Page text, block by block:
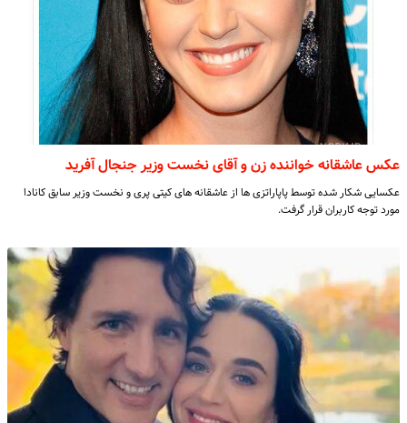
عکس عاشقانه خواننده زن و آقای نخست وزیر جنجال آفرید
عکسایی شکار شده توسط پاپاراتزی ها از عاشقانه های کیتی پری و نخست وزیر سابق کانادا
مورد توجه کاربران قرار گرفت.